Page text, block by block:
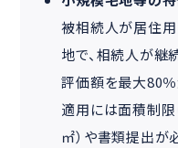
被相続人が居住
地で、相続人が継
評価額を最大80％
適用には面積制限
㎡）や書類提出が